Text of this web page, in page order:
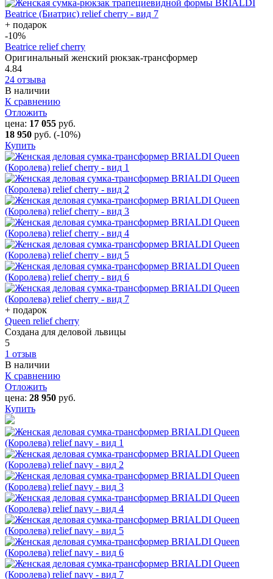
+ подарок
-10%
Beatrice relief cherry
Оригинальный женский рюкзак-трансформер
4.84
24 отзыва
В наличии
К сравнению
Отложить
цена: 17 055 руб.
18 950 руб. (-10%)
Купить
+ подарок
Queen relief cherry
Создана для деловой львицы
5
1 отзыв
В наличии
К сравнению
Отложить
цена: 28 950 руб.
Купить